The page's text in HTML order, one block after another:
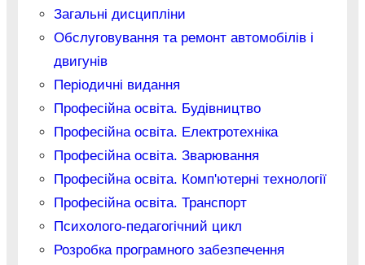
Загальні дисципліни
Обслуговування та ремонт автомобілів і
двигунів
Періодичні видання
Професійна освіта. Будівництво
Професійна освіта. Електротехніка
Професійна освіта. Зварювання
Професійна освіта. Комп'ютерні технології
Професійна освіта. Транспорт
Психолого-педагогічний цикл
Розробка програмного забезпечення